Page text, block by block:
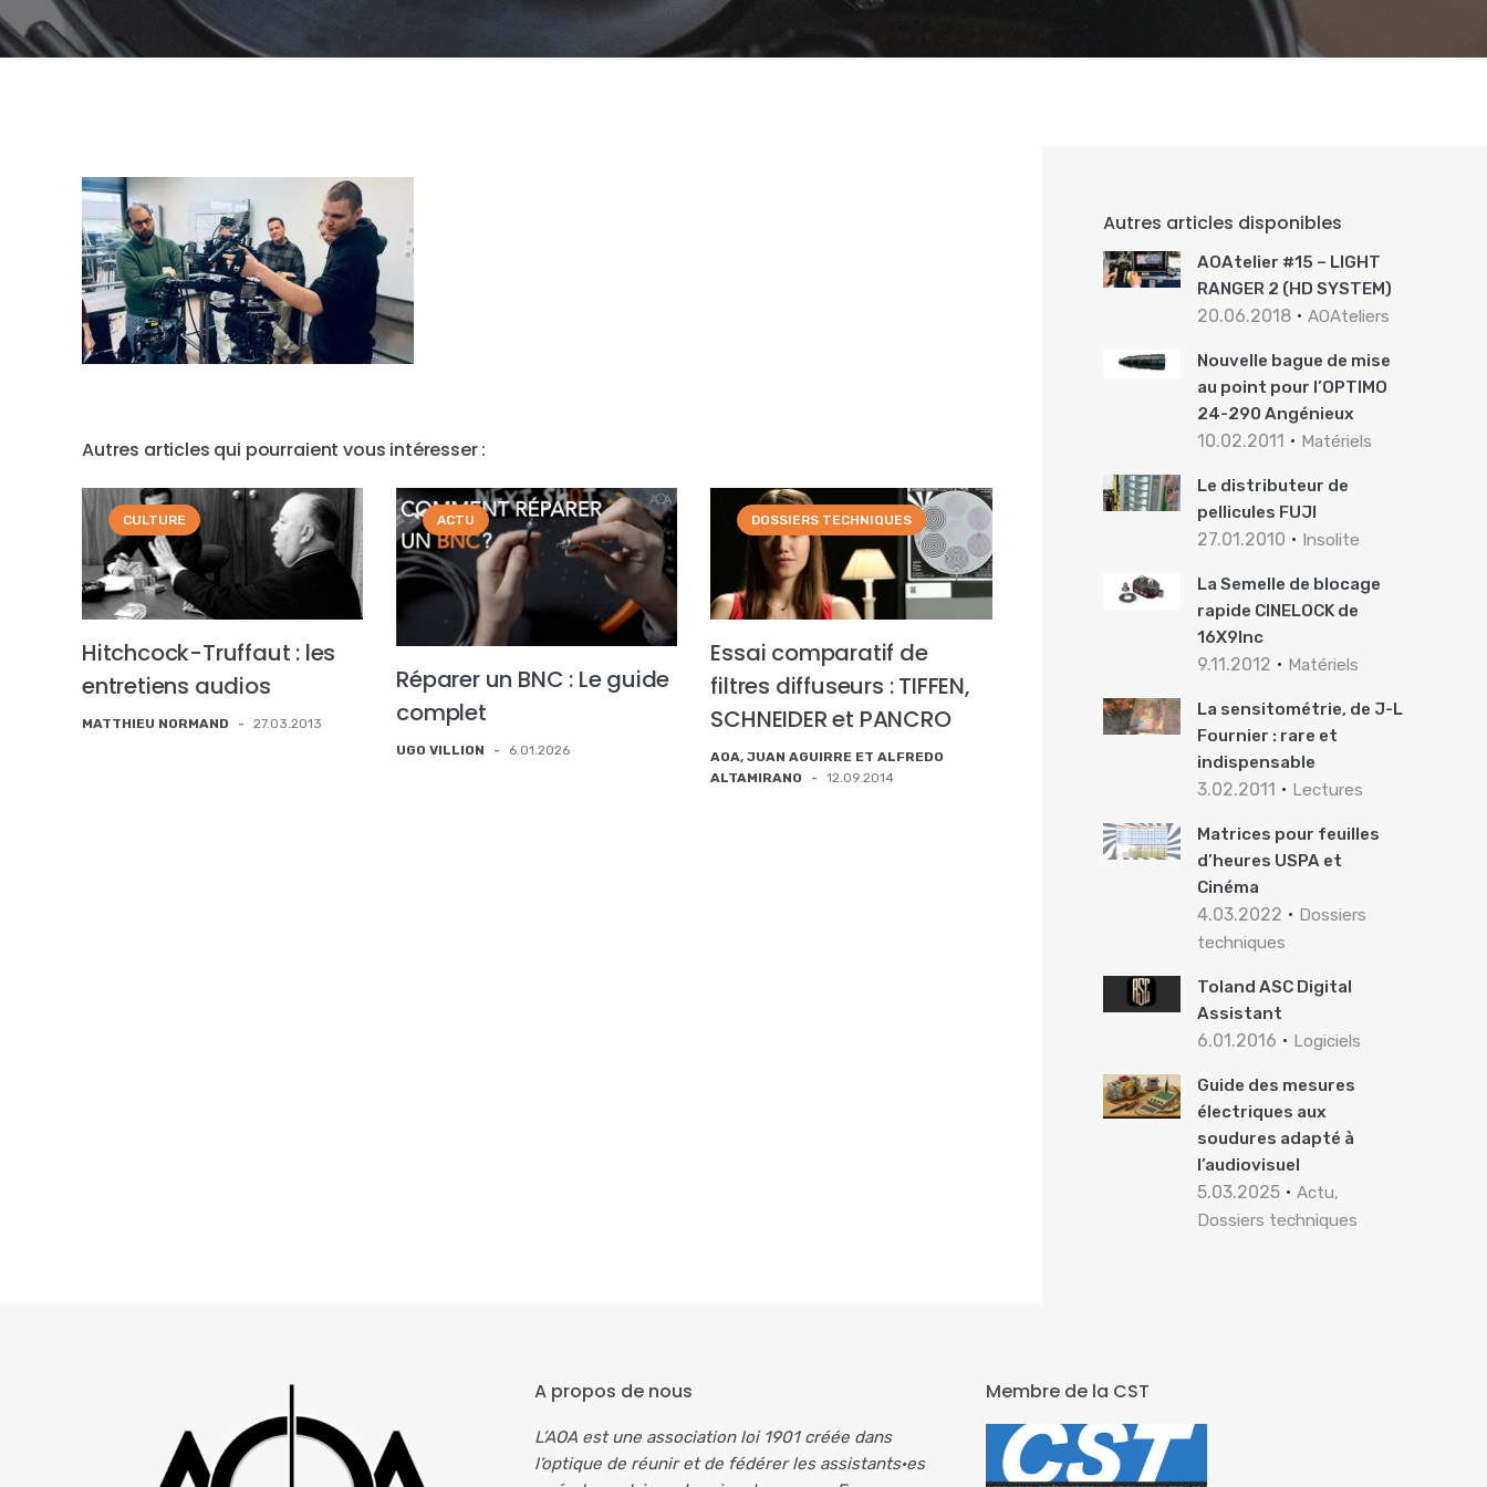
Autres articles qui pourraient vous intéresser :
CULTURE
Hitchcock-Truffaut : les
entretiens audios
MATTHIEU NORMAND - 27.03.2013
ACTU
Réparer un BNC : Le guide
complet
UGO VILLION - 6.01.2026
DOSSIERS TECHNIQUES
Essai comparatif de
filtres diffuseurs : TIFFEN,
SCHNEIDER et PANCRO
AOA, JUAN AGUIRRE ET ALFREDO
ALTAMIRANO
- 12.09.2014
Autres articles disponibles
AOAtelier #15 – LIGHT
RANGER 2 (HD SYSTEM)
20.06.2018 AOAteliers
Nouvelle bague de mise
au point pour l’OPTIMO
24-290 Angénieux
10.02.2011 Matériels
Le distributeur de
pellicules FUJI
27.01.2010 Insolite
La Semelle de blocage
rapide CINELOCK de
16X9Inc
9.11.2012 Matériels
La sensitométrie, de J-L
Fournier : rare et
indispensable
3.02.2011 Lectures
Matrices pour feuilles
d’heures USPA et
Cinéma
4.03.2022
Dossiers
techniques
Toland ASC Digital
Assistant
6.01.2016 Logiciels
Guide des mesures
électriques aux
soudures adapté à
l’audiovisuel
5.03.2025
Actu,
Dossiers techniques
A propos de nous
L’AOA est une association loi 1901 créée dans
l’optique de réunir et de fédérer les assistants·es
Membre de la CST